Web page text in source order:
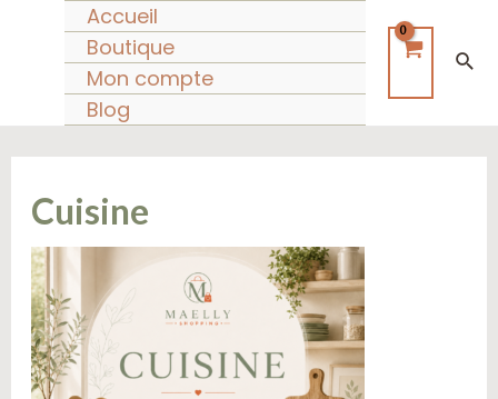
Accueil
Boutique
Mon compte
Blog
Cuisine
Trié
du
récent
au
ancien